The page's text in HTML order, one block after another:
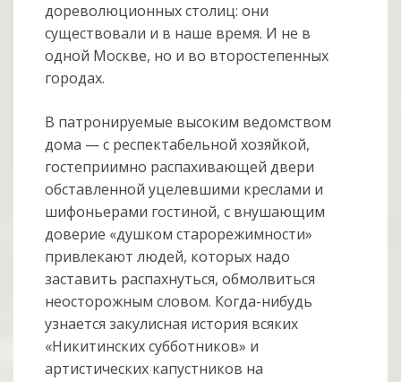
дореволюционных столиц: они
существовали и в наше время. И не в
одной Москве, но и во второстепенных
городах.
В патронируемые высоким ведомством
дома — с респектабельной хозяйкой,
гостеприимно распахивающей двери
обставленной уцелевшими креслами и
шифоньерами гостиной, с внушающим
доверие «душком старорежимности»
привлекают людей, которых надо
заставить распахнуться, обмолвиться
неосторожным словом. Когда-нибудь
узнается закулисная история всяких
«Никитинских субботников» и
артистических капустников на